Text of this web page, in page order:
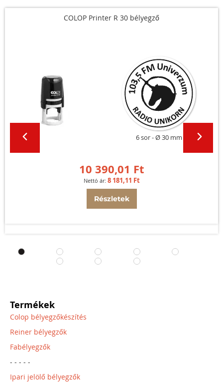
COLOP Printer R 30 bélyegző
6 sor Ø 30 mm
10 390,01 Ft
8 181,11 Ft
Részletek
Termékek
Colop bélyegzőkészítés
Reiner bélyegzők
Fabélyegzők
- - - - -
Ipari jelölő bélyegzők